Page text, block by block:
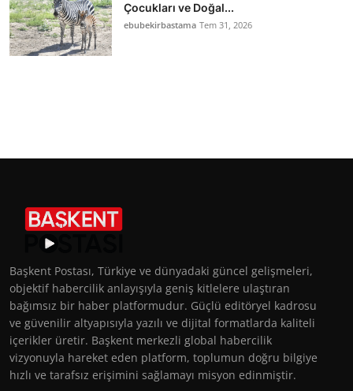
Çocukları ve Doğal...
ebubekirbastama Tem 31, 2026
Başkent Postası, Türkiye ve dünyadaki güncel gelişmeleri,
objektif habercilik anlayışıyla geniş kitlelere ulaştıran
bağımsız bir haber platformudur. Güçlü editöryel kadrosu
ve güvenilir altyapısıyla yazılı ve dijital formatlarda kaliteli
içerikler üretir. Başkent merkezli global habercilik
vizyonuyla hareket eden platform, toplumun doğru bilgiye
hızlı ve tarafsız erişimini sağlamayı misyon edinmiştir.